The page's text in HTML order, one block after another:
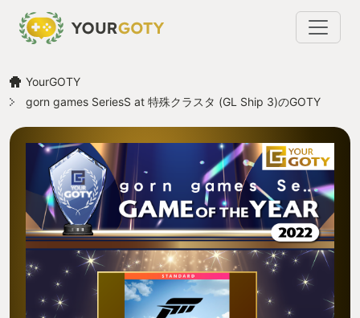
YourGOTY
gorn games SeriesS at 特殊クラスタ (GL Ship 3)のGOTY